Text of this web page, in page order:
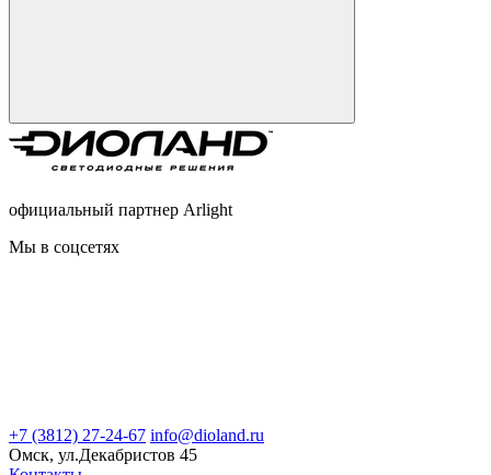
официальный партнер Arlight
Мы в соцсетях
+7 (3812) 27-24-67 info@dioland.ru
Омск, ул.Декабристов 45